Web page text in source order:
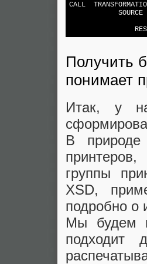
CALL
            SOURCE
Получить
понимает
Итак, у
В природе
группы
XSD,
подробно о
Мы будем
подходит